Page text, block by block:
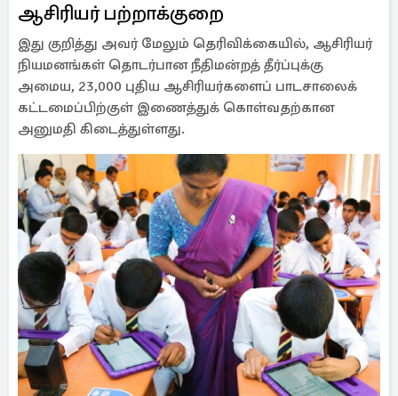
ஆசிரியர் பற்றாக்குறை
இது குறித்து அவர் மேலும் தெரிவிக்கையில், ஆசிரியர்
நியமனங்கள் தொடர்பான நீதிமன்றத் தீர்ப்புக்கு
அமைய, 23,000 புதிய ஆசிரியர்களைப் பாடசாலைக்
கட்டமைப்பிற்குள் இணைத்துக் கொள்வதற்கான
அனுமதி கிடைத்துள்ளது.